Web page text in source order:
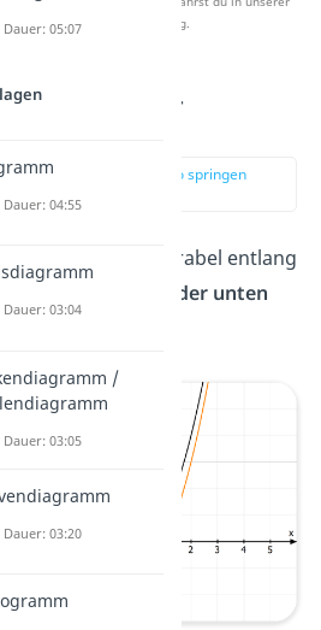
Datenschutzerklärung.
in y-
zur Stelle im Video springen
die Normalparabel entlang
oben oder unten
05:07
Dauer: 04:55
03:04
/
Dauer: 03:05
03:20